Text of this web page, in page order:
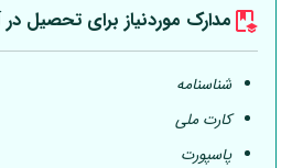
مدارک موردنیاز برای تحصیل در
شناسنامه
کارت ملی
پاسپورت